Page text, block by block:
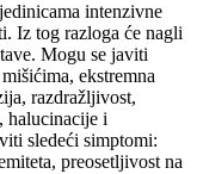
intenzivne
Iz tog razloga će nagli
Mogu se javiti
ekstremna
razdražljivost,
halucinacije i
sledeći simptomi:
preosetljivost na